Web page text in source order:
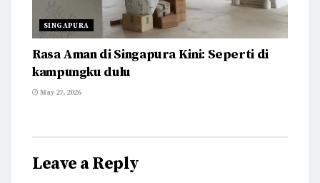
SINGAPURA
Rasa Aman di Singapura Kini: Seperti di
kampungku dulu
May 27, 2026
Leave a Reply